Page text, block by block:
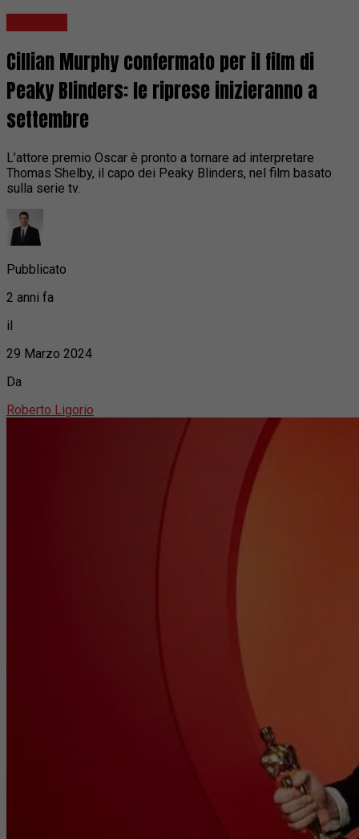
Cillian Murphy confermato per il film di
Peaky Blinders: le riprese inizieranno a
settembre
L’attore premio Oscar è pronto a tornare ad interpretare
Thomas Shelby, il capo dei Peaky Blinders, nel film basato
sulla serie tv.
Pubblicato
2 anni fa
il
29 Marzo 2024
Da
Roberto Ligorio